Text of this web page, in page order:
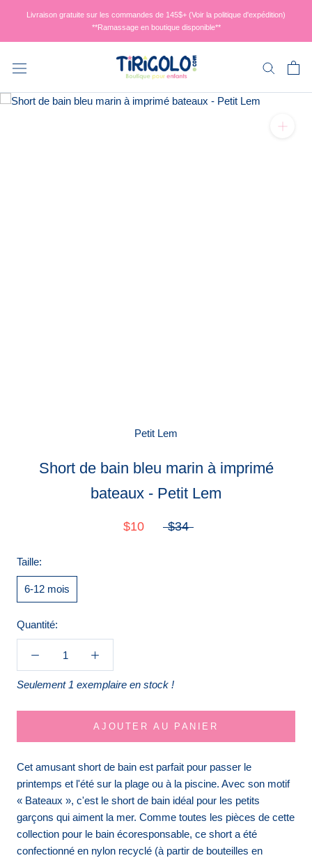
contenu
Livraison gratuite sur les commandes de 145$+ (Voir la politique d'expédition)
**Ramassage en boutique disponible**
Petit Lem
Short de bain bleu marin à imprimé
bateaux - Petit Lem
$10 $34
Taille:
6-12 mois
Quantité:
Seulement 1 exemplaire en stock !
AJOUTER AU PANIER
Cet amusant short de bain est parfait pour passer le
printemps et l'été sur la plage ou à la piscine. Avec son motif
« Bateaux », c'est le short de bain idéal pour les petits
garçons qui aiment la mer. Comme toutes les pièces de cette
collection pour le bain écoresponsable, ce short a été
confectionné en nylon recyclé (à partir de bouteilles en